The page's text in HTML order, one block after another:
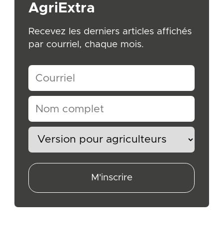
AgriExtra
Recevez les derniers articles affichés
par courriel, chaque mois.
M'inscrire